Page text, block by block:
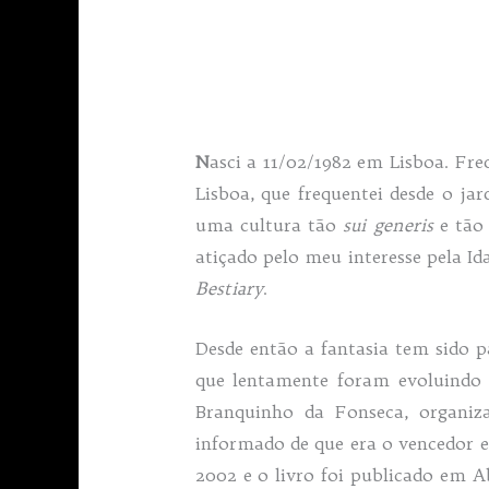
Nasci a 11/02/1982 em Lisboa.
Lisboa, que frequentei desde o
uma cultura tão sui generise tão
atiçado pelo meu interesse pela
Bestiary.
Desde então a fantasia tem sido
que lentamente foram
Branquinho da Fonseca,
informado de que era o vencedor
2002 e o livro foi publicado em